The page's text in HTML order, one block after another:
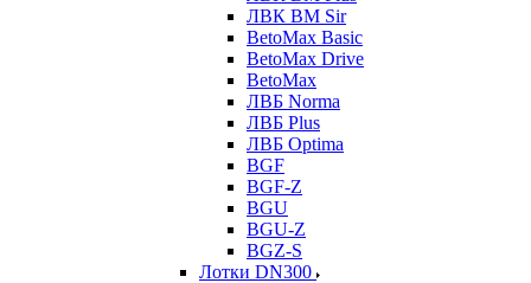
ЛВК ВМ Sir
BetoMax Basic
BetoMax Drive
BetoMax
ЛВБ Norma
ЛВБ Plus
ЛВБ Optima
BGF
BGF-Z
BGU
BGU-Z
BGZ-S
Лотки DN300